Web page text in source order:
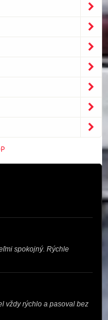
spokojný. Rýchle
vždy rýchlo a pasoval bez